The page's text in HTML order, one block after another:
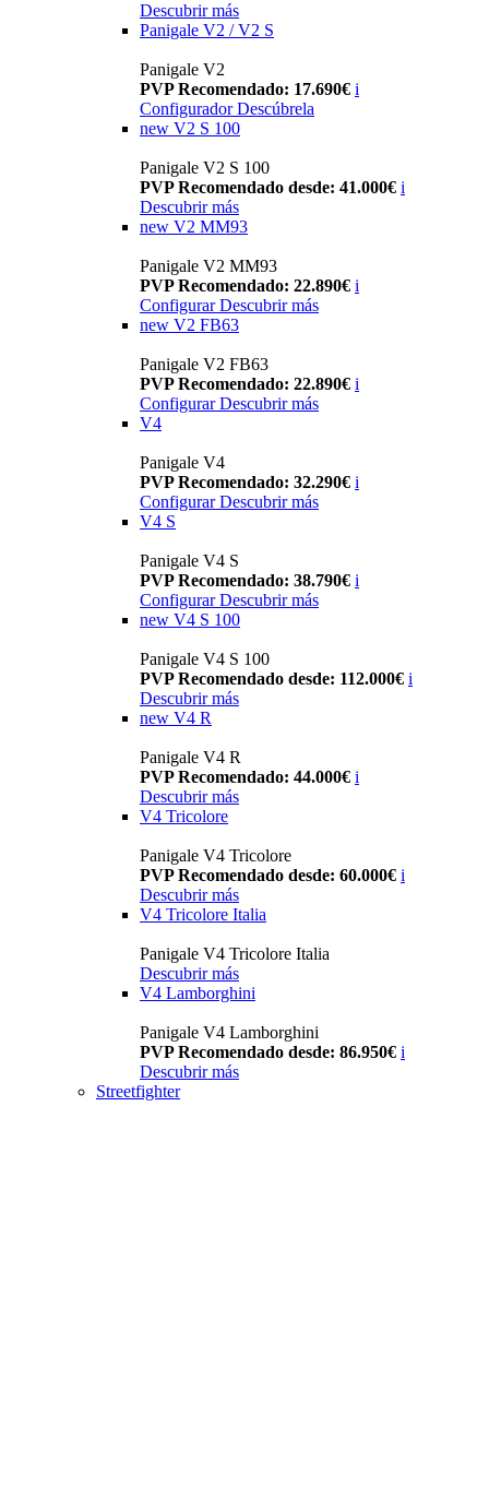
Descubrir más
Panigale V2 / V2 S
Panigale V2
PVP Recomendado: 17.690€ i
Configurador Descúbrela
new V2 S 100
Panigale V2 S 100
PVP Recomendado desde: 41.000€ i
Descubrir más
new V2 MM93
Panigale V2 MM93
PVP Recomendado: 22.890€ i
Configurar Descubrir más
new V2 FB63
Panigale V2 FB63
PVP Recomendado: 22.890€ i
Configurar Descubrir más
V4
Panigale V4
PVP Recomendado: 32.290€ i
Configurar Descubrir más
V4 S
Panigale V4 S
PVP Recomendado: 38.790€ i
Configurar Descubrir más
new V4 S 100
Panigale V4 S 100
PVP Recomendado desde: 112.000€ i
Descubrir más
new V4 R
Panigale V4 R
PVP Recomendado: 44.000€ i
Descubrir más
V4 Tricolore
Panigale V4 Tricolore
PVP Recomendado desde: 60.000€ i
Descubrir más
V4 Tricolore Italia
Panigale V4 Tricolore Italia
Descubrir más
V4 Lamborghini
Panigale V4 Lamborghini
PVP Recomendado desde: 86.950€ i
Descubrir más
Streetfighter